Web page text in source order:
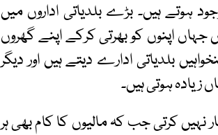
ہوتے ہیں۔ بڑے بلدیاتی اداروں میں
جہاں اپنوں کو بھرتی کرکے اپنے گھروں
بلدیاتی ادارے دیتے ہیں اور دیگر
زیادہ ہوتی ہیں۔
کرتی جب کہ مالیوں کا کام بھی ہر